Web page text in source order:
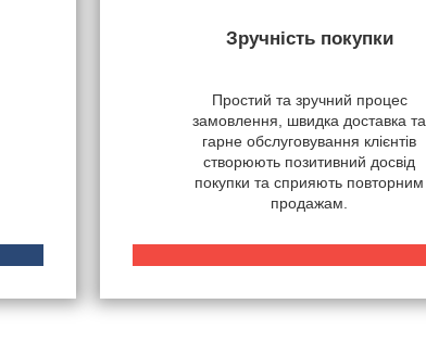
Зручність покупки
Простий та зручний процес
замовлення, швидка доставка та
гарне обслуговування клієнтів
створюють позитивний досвід
покупки та сприяють повторним
продажам.